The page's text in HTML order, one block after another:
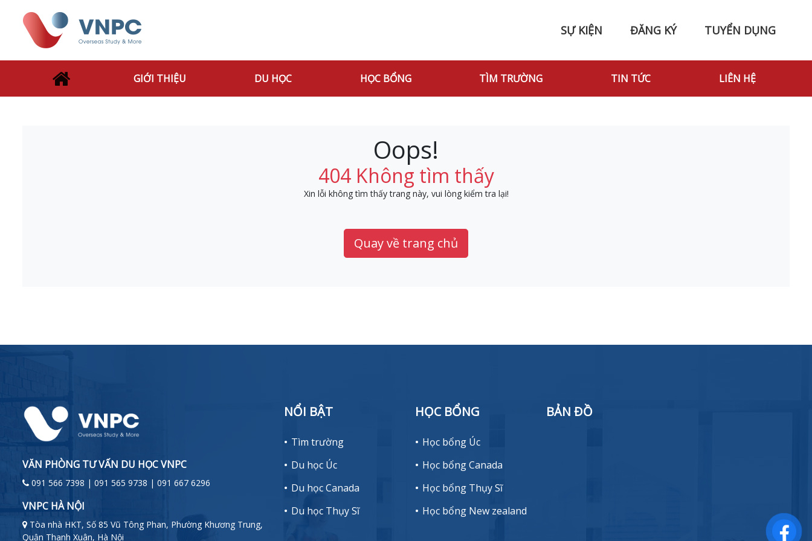
SỰ KIỆN ĐĂNG KÝ TUYỂN DỤNG
GIỚI THIỆU DU HỌC HỌC BỔNG TÌM TRƯỜNG TIN TỨC LIÊN HỆ
Oops!
404 Không tìm thấy
Xin lỗi không tìm thấy trang này, vui lòng kiểm tra lại!
Quay về trang chủ
VĂN PHÒNG TƯ VẤN DU HỌC VNPC
091 566 7398 | 091 565 9738 | 091 667 6296
VNPC HÀ NỘI
Tòa nhà HKT, Số 85 Vũ Tông Phan, Phường Khương Trung,
Quận Thanh Xuân, Hà Nội
NỔI BẬT
Tìm trường
Du học Úc
Du học Canada
Du học Thụy Sĩ
HỌC BỔNG
Học bổng Úc
Học bổng Canada
Học bổng Thụy Sĩ
Học bổng New zealand
BẢN ĐỒ